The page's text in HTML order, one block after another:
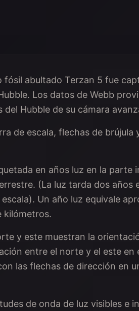
fósil abultado Terzan 5 fue
Los datos de Webb
Hubble de su cámara
de escala, flechas de
en años luz en la parte
(La luz tarda dos años
Un año luz equivale
kilómetros.
y este muestran la
entre el norte y el este en
las flechas de dirección en
de onda de luz visibles e